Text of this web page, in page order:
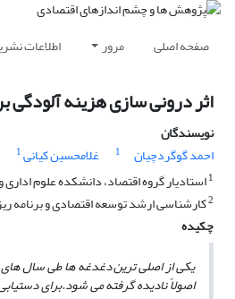
صفحه اصلی مرور اطلاعات
اثر درونی سازی هزینه
نویسندگان
احمد گوگردچیان
1 غلامحسین کیانی1
1استادیار گروه اقتصاد، دانشکده علوم
2کارشناسی ارشد توسعه اقتصادی و برنامه
چکیده
یکی از اصلیترین دغدغهها طی سال
اصولاً نادیده گرفته میشود.برای